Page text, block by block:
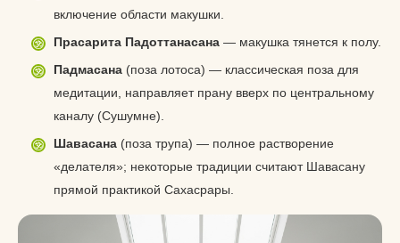
включение области макушки.
Прасарита Падоттанасана — макушка тянется к полу.
Падмасана (поза лотоса) — классическая поза для
медитации, направляет прану вверх по центральному
каналу (Сушумне).
Шавасана (поза трупа) — полное растворение
«делателя»; некоторые традиции считают Шавасану
прямой практикой Сахасрары.